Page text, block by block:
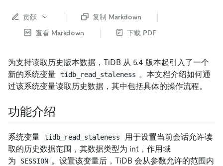
贡献
复制 Markdown
查看 Markdown
下载 PDF
为支持读取历史版本数据，TiDB 从 5.4 版本起引入了一个
新的系统变量 tidb_read_staleness 。本文档介绍如何通
过该系统变量读取历史数据，其中包括具体的操作流程。
功能介绍
系统变量 tidb_read_staleness
用于设置当前会话允许读
取的历史数据范围，其数据类型为 int，作用域
为
SESSION 。设置该变量后，TiDB 会从参数允许的范围内